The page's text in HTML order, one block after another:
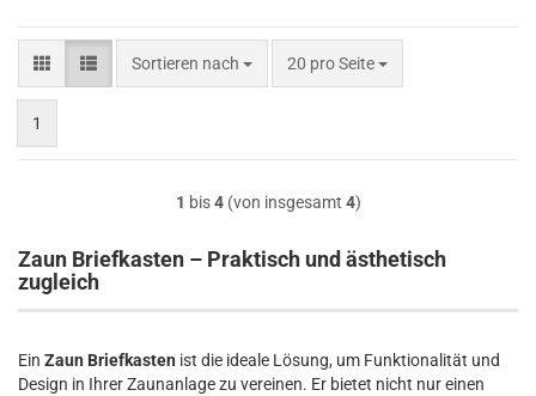
Sortieren nach
Sortieren nach 20 pro Seite
pro Seite
1
1 bis4(von insgesamt 4)
Zaun Briefkasten – Praktisch und ästhetisch
zugleich
Ein Zaun Briefkasten ist die ideale Lösung, um Funktionalität und
Design in Ihrer Zaunanlage zu vereinen. Er bietet nicht nur einen